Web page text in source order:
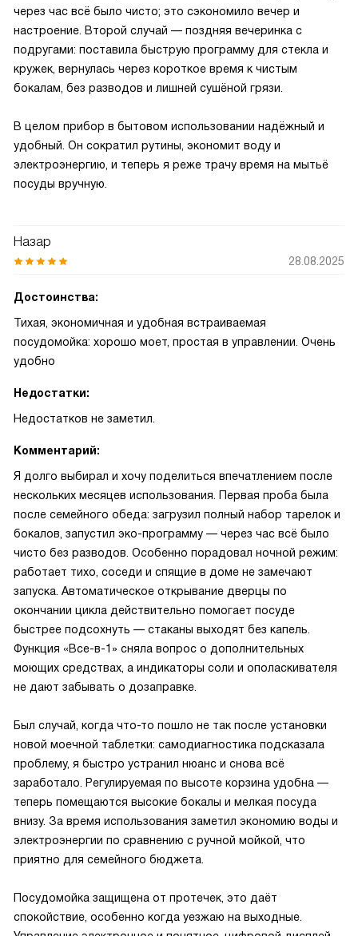
через час всё было чисто; это сэкономило вечер и
настроение. Второй случай — поздняя вечеринка с
подругами: поставила быструю программу для стекла и
кружек, вернулась через короткое время к чистым
бокалам, без разводов и лишней сушёной грязи.
В целом прибор в бытовом использовании надёжный и
удобный. Он сократил рутины, экономит воду и
электроэнергию, и теперь я реже трачу время на мытьё
посуды вручную.
Назар
28.08.2025
Достоинства:
Тихая, экономичная и удобная встраиваемая
посудомойка: хорошо моет, простая в управлении. Очень
удобно
Недостатки:
Недостатков не заметил.
Комментарий:
Я долго выбирал и хочу поделиться впечатлением после
нескольких месяцев использования. Первая проба была
после семейного обеда: загрузил полный набор тарелок и
бокалов, запустил эко-программу — через час всё было
чисто без разводов. Особенно порадовал ночной режим:
работает тихо, соседи и спящие в доме не замечают
запуска. Автоматическое открывание дверцы по
окончании цикла действительно помогает посуде
быстрее подсохнуть — стаканы выходят без капель.
Функция «Все-в-1» сняла вопрос о дополнительных
моющих средствах, а индикаторы соли и ополаскивателя
не дают забывать о дозаправке.
Был случай, когда что-то пошло не так после установки
новой моечной таблетки: самодиагностика подсказала
проблему, я быстро устранил нюанс и снова всё
заработало. Регулируемая по высоте корзина удобна —
теперь помещаются высокие бокалы и мелкая посуда
внизу. За время использования заметил экономию воды и
электроэнергии по сравнению с ручной мойкой, что
приятно для семейного бюджета.
Посудомойка защищена от протечек, это даёт
спокойствие, особенно когда уезжаю на выходные.